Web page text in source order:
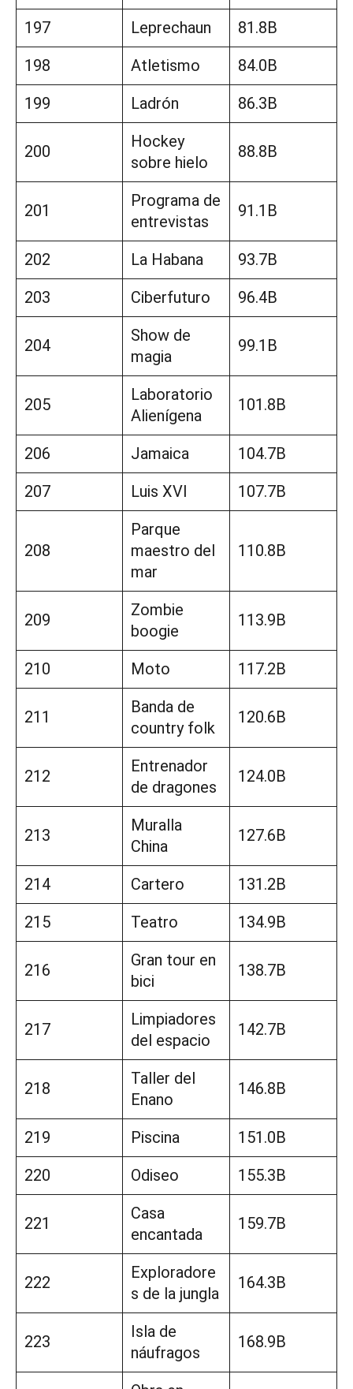
197 Leprechaun
81.8B
198
Atletismo
84.0B
199
Ladrón 86.3B
200
Hockey
sobre hielo
88.8B
201
Programa de
entrevistas
91.1B
202 La Habana
93.7B
203
Ciberfuturo 96.4B
204
Show de
magia
99.1B
205
Laboratorio
Alienígena
101.8B
206 Jamaica
104.7B
207
Luis XVI 107.7B
208
Parque
maestro del
mar
110.8B
209
Zombie
boogie
113.9B
210 Moto 117.2B
211
Banda de
country folk
120.6B
212
Entrenador
de dragones
124.0B
213
Muralla
China
127.6B
214 Cartero
131.2B
215
Teatro 134.9B
216
Gran tour en
bici
138.7B
217
Limpiadores
del espacio
142.7B
218
Taller del
Enano
146.8B
219 Piscina
151.0B
220
Odiseo 155.3B
221
Casa
encantada
159.7B
222
Exploradore
s de la jungla
164.3B
223
Isla de
náufragos
168.9B